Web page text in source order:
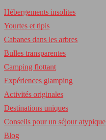
Hébergements insolites
Yourtes et tipis
Cabanes dans les arbres
Bulles transparentes
Camping flottant
Expériences glamping
Activités originales
Destinations uniques
Conseils pour un séjour atypique
Blog